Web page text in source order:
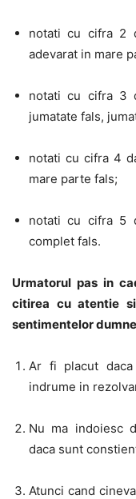
notati cu cifra 2
adevarat in mare
notati cu cifra 3
jumatate fals,
notati cu cifra 4
mare parte fals;
notati cu cifra 5
complet fals.
Urmatorul pas in
citirea cu atentie
sentimentelor
Ar fi placut
indrume in
Nu ma indoiesc
daca sunt
Atunci cand